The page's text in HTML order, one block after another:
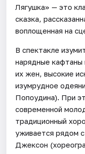
Лягушка» — это
сказка,
воплощенная на
В спектакле
нарядные кафтаны
их жен, высокие
изумрудное
Попоудина). При
современной
традиционный
уживается рядом
Джексон